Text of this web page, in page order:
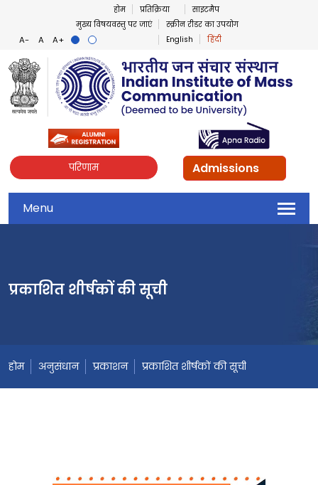
होम प्रतिक्रिया
साइटमैप
मुख्य विषयवस्तु पर जाएं
स्क्रीन रीडर का उपयोग
English
हिंदी
परिणाम Admissions
Menu
प्रकाशित शीर्षकों की सूची
होम अनुसंधान प्रकाशन प्रकाशित शीर्षकों की सूची